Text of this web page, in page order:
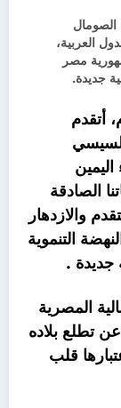
الصومال
العربية،
مصر
جديدة.
أتقدم
الصادقة
والازدهار
التنموية
جديدة .
المصرية
تطلع بلاده
قلب